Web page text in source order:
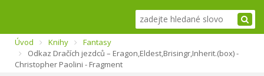
Kde najít draky
Blog
Úvod Knihy
Fantasy
Odkaz Dračích jezdců – Eragon,Eldest,Brisingr,Inherit.(box) -
Christopher Paolini - Fragment